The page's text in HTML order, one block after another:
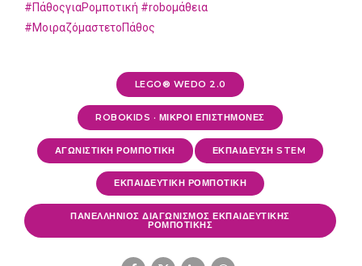
#ΠάθοςγιαΡομποτική #roboμάθεια
#ΜοιραζόμαστετοΠάθος
LEGO® WEDO 2.0
ROBOKIDS · ΜΙΚΡΟΙ ΕΠΙΣΤΗΜΟΝΕΣ
ΑΓΩΝΙΣΤΙΚΗ ΡΟΜΠΟΤΙΚΗ ΕΚΠΑΙΔΕΥΣΗ STEM
ΕΚΠΑΙΔΕΥΤΙΚΗ ΡΟΜΠΟΤΙΚΗ
ΠΑΝΕΛΛΗΝΙΟΣ ΔΙΑΓΩΝΙΣΜΟΣ ΕΚΠΑΙΔΕΥΤΙΚΗΣ
ΡΟΜΠΟΤΙΚΗΣ